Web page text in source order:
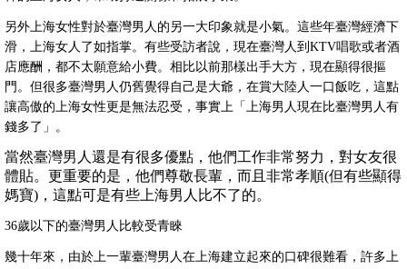
另外上海女性對於臺灣男人的另一大印象就是小氣。這些年臺灣經濟下
滑，上海女人了如指掌。有些受訪者說，現在臺灣人到KTV唱歌或者酒
店應酬，都不太願意給小費。相比以前那樣出手大方，現在顯得很摳
門。但很多臺灣男人仍舊覺得自己是大爺，在賞大陸人一口飯吃，這點
讓高傲的上海女性更是無法忍受，事實上「上海男人現在比臺灣男人有
錢多了」。
當然臺灣男人還是有很多優點，他們工作非常努力，對女友很
體貼。更重要的是，他們尊敬長輩，而且非常孝順(但有些顯得
媽寶)，這點可是有些上海男人比不了的。
36歲以下的臺灣男人比較受青睞
幾十年來，由於上一輩臺灣男人在上海建立起來的口碑很難看，許多上